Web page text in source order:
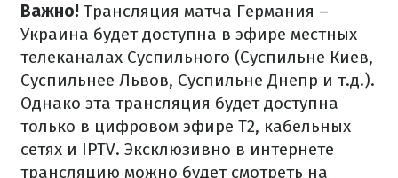
Важно! Трансляция матча Германия –
Украина будет доступна в эфире местных
телеканалах Суспильного (Суспильне Киев,
Суспильнее Львов, Суспильне Днепр и т.д.).
Однако эта трансляция будет доступна
только в цифровом эфире T2, кабельных
сетях и IPTV. Эксклюзивно в интернете
трансляцию можно будет смотреть на